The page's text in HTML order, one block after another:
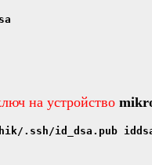
на устройство
.ssh/id_dsa.pub